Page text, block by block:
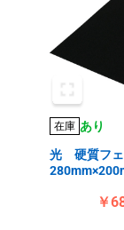
在庫 あり
光 硬質フ
￥